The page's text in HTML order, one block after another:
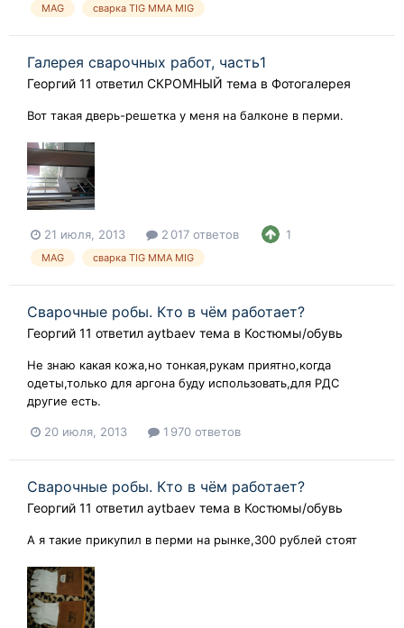
MAG сварка TIG ММА MIG
Галерея сварочных работ, часть1
Георгий 11 ответил СКРОМНЫЙ тема в Фотогалерея
Вот такая дверь-решетка у меня на балконе в перми.
21 июля, 2013 2 017 ответов 1
MAG сварка TIG ММА MIG
Сварочные робы. Кто в чём работает?
Георгий 11 ответил aytbaev тема в Костюмы/обувь
Не знаю какая кожа,но тонкая,рукам приятно,когда
одеты,только для аргона буду использовать,для РДС
другие есть.
20 июля, 2013 1 970 ответов
Сварочные робы. Кто в чём работает?
Георгий 11 ответил aytbaev тема в Костюмы/обувь
А я такие прикупил в перми на рынке,300 рублей стоят